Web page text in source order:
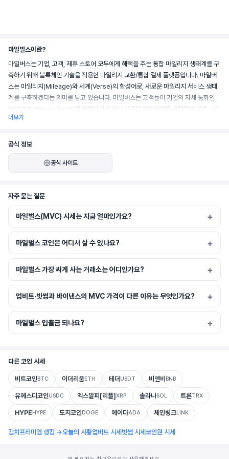
마일벌스이란?
마일버스는 기업, 고객, 제휴 스토어 모두에게 혜택을 주는 통합 마일리지 생태계를 구
축하기 위해 블록체인 기술을 적용한 마일리지 교환/통합 결제 플랫폼입니다. 마일버
스는 마일리지(Mileage)와 세계(Verse)의 합성어로, 새로운 마일리지 서비스 생태
계를 구축하겠다는 의미를 담고 있습니다. 마일버스는 고객들이 기업의 자체 통화인
MVP(MileVerse-Point)로 사용되지 않거나 만료된 마일리지를 교환하여 제휴 스토
어에서 사용할 수 있는 서비스를 제공하는 통합 마일리지 결제 플랫폼입니다.
더보기
공식 정보
공식 사이트
자주 묻는 질문
마일벌스(MVC) 시세는 지금 얼마인가요?
마일벌스 코인은 어디서 살 수 있나요?
마일벌스 가장 싸게 사는 거래소는 어디인가요?
업비트·빗썸과 바이낸스의 MVC 가격이 다른 이유는 무엇인가요?
마일벌스 입출금 되나요?
다른 코인 시세
비트코인BTC 이더리움ETH 테더USDT 비앤비 BNB
유에스디코인USDC 엑스알피[리플]XRP 솔라나SOL 트론TRX
HYPEHYPE 도지코인DOGE 에이다ADA 체인링크LINK
김치프리미엄 랭킹 →오늘의 시황업비트 시세 빗썸 시세 코인원 시세